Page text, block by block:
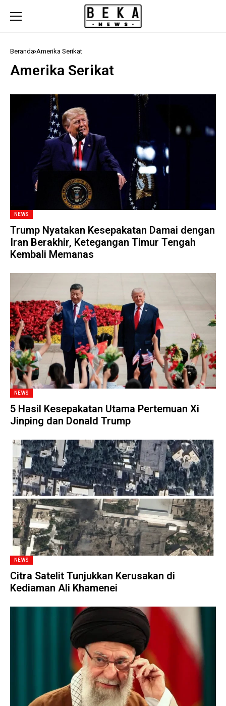
Beranda Amerika Serikat
Amerika Serikat
NEWS
Trump Nyatakan Kesepakatan Damai dengan
Iran Berakhir, Ketegangan Timur Tengah
Kembali Memanas
NEWS
5 Hasil Kesepakatan Utama Pertemuan Xi
Jinping dan Donald Trump
NEWS
Citra Satelit Tunjukkan Kerusakan di
Kediaman Ali Khamenei